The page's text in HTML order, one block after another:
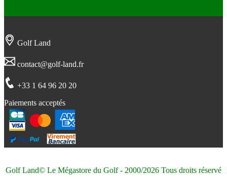
Golf Land
contact@golf-land.fr
+33 1 64 96 20 20
Paiements acceptés
Golf Land© Le Mégastore du Golf - 2000/2026 Tous droits réservé